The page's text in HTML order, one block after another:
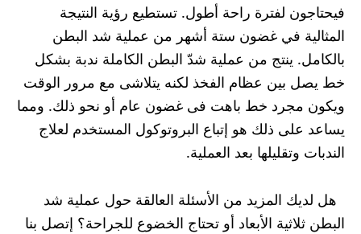
فيحتاجون لفترة راحة أطول. تستطيع رؤية النتيجة
المثالية في غضون ستة أشهر من عملية شد البطن
بالكامل. ينتج من عملية شدّ البطن الكاملة ندبة بشكل
خط يصل بين عظام الفخذ لكنه يتلاشى مع مرور الوقت
ويكون مجرد خط باهت فى غضون عام أو نحو ذلك. ومما
يساعد على ذلك هو إتباع البروتوكول المستخدم لعلاج
الندبات وتقليلها بعد العملية.
هل لديك المزيد من الأسئلة العالقة حول عملية شد
البطن ثلاثية الأبعاد أو تحتاج الخضوع للجراحة؟ إتصل بنا